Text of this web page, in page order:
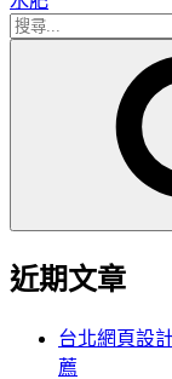
搜
近期文章
台北網頁設
薦